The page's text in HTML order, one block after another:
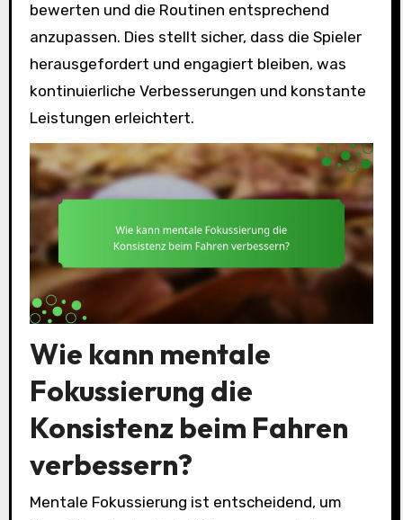
bewerten und die Routinen entsprechend
anzupassen. Dies stellt sicher, dass die Spieler
herausgefordert und engagiert bleiben, was
kontinuierliche Verbesserungen und konstante
Leistungen erleichtert.
Wie kann mentale
Fokussierung die
Konsistenz beim Fahren
verbessern?
Mentale Fokussierung ist entscheidend, um